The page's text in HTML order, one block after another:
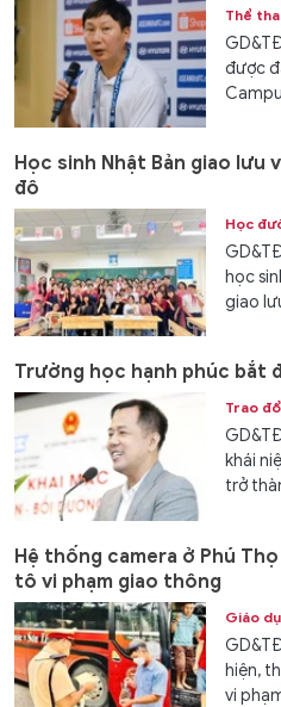
Thể
được
Học sinh Nhật Bản giao lưu
đô
Học
học
giao
Trường học hạnh phúc bắt
Trao
khái
trở
Hệ thống camera ở Phú
tô vi phạm giao thông
Giáo
hiện,
vi